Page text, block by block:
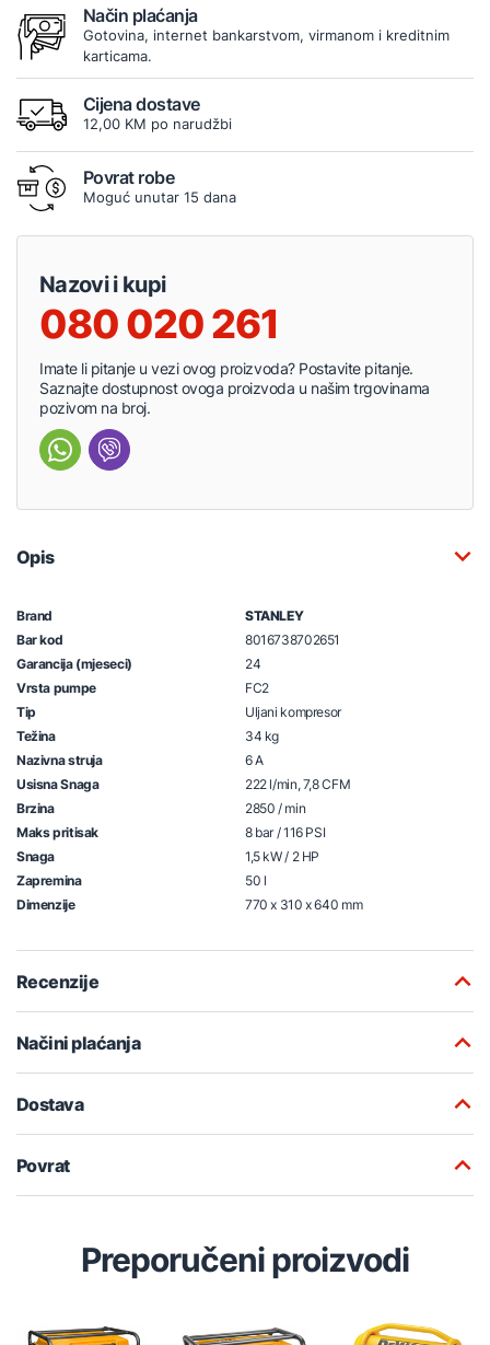
Način plaćanja
Gotovina, internet bankarstvom, virmanom i kreditnim
karticama.
Cijena dostave
12,00 KM po narudžbi
Povrat robe
Moguć unutar 15 dana
Nazovi i kupi
080 020 261
Imate li pitanje u vezi ovog proizvoda? Postavite pitanje.
Saznajte dostupnost ovoga proizvoda u našim trgovinama
pozivom na broj.
Opis
Brand
STANLEY
Bar kod
8016738702651
Garancija (mjeseci)
24
Vrsta pumpe
FC2
Tip
Uljani kompresor
Težina
34 kg
Nazivna struja
6 A
Usisna Snaga
222 l/min, 7,8 CFM
Brzina
2850 / min
Maks pritisak
8 bar / 116 PSI
Snaga
1,5 kW / 2 HP
Zapremina
50 l
Dimenzije
770 x 310 x 640 mm
Recenzije
Načini plaćanja
Dostava
Povrat
Preporučeni proizvodi